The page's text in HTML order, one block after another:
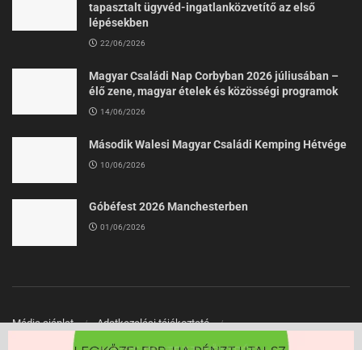
tapasztalt ügyvéd-ingatlanközvetítő az első
lépésekben
22/06/2026
Magyar Családi Nap Corbyban 2026 júliusában –
élő zene, magyar ételek és közösségi programok
14/06/2026
Második Walesi Magyar Családi Kemping Hétvége
10/06/2026
Góbéfest 2026 Manchesterben
01/06/2026
Média ajánlat
Adatkezelési tájékoztató
Felhasználási Feltételek